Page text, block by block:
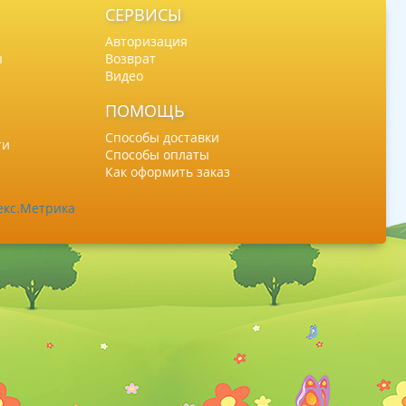
СЕРВИСЫ
Авторизация
Возврат
Видео
ПОМОЩЬ
Способы доставки
Способы оплаты
Как оформить заказ